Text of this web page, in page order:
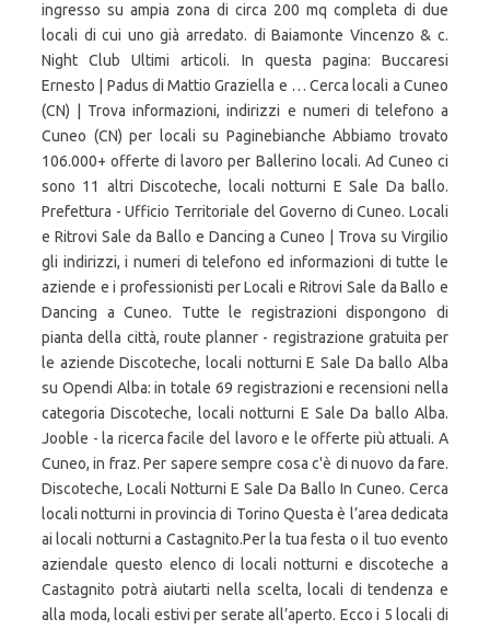
ingresso su ampia zona di circa 200 mq completa di due
locali di cui uno già arredato. di Baiamonte Vincenzo & c.
Night Club Ultimi articoli. In questa pagina: Buccaresi
Ernesto | Padus di Mattio Graziella e … Cerca locali a Cuneo
(CN) | Trova informazioni, indirizzi e numeri di telefono a
Cuneo (CN) per locali su Paginebianche Abbiamo trovato
106.000+ offerte di lavoro per Ballerino locali. Ad Cuneo ci
sono 11 altri Discoteche, locali notturni E Sale Da ballo.
Prefettura - Ufficio Territoriale del Governo di Cuneo. Locali
e Ritrovi Sale da Ballo e Dancing a Cuneo | Trova su Virgilio
gli indirizzi, i numeri di telefono ed informazioni di tutte le
aziende e i professionisti per Locali e Ritrovi Sale da Ballo e
Dancing a Cuneo. Tutte le registrazioni dispongono di
pianta della città, route planner - registrazione gratuita per
le aziende Discoteche, locali notturni E Sale Da ballo Alba
su Opendi Alba: in totale 69 registrazioni e recensioni nella
categoria Discoteche, locali notturni E Sale Da ballo Alba.
Jooble - la ricerca facile del lavoro e le offerte più attuali. A
Cuneo, in fraz. Per sapere sempre cosa c'è di nuovo da fare.
Discoteche, Locali Notturni E Sale Da Ballo In Cuneo. Cerca
locali notturni in provincia di Torino Questa è l’area dedicata
ai locali notturni a Castagnito.Per la tua festa o il tuo evento
aziendale questo elenco di locali notturni e discoteche a
Castagnito potrà aiutarti nella scelta, locali di tendenza e
alla moda, locali estivi per serate all’aperto. Ecco i 5 locali di